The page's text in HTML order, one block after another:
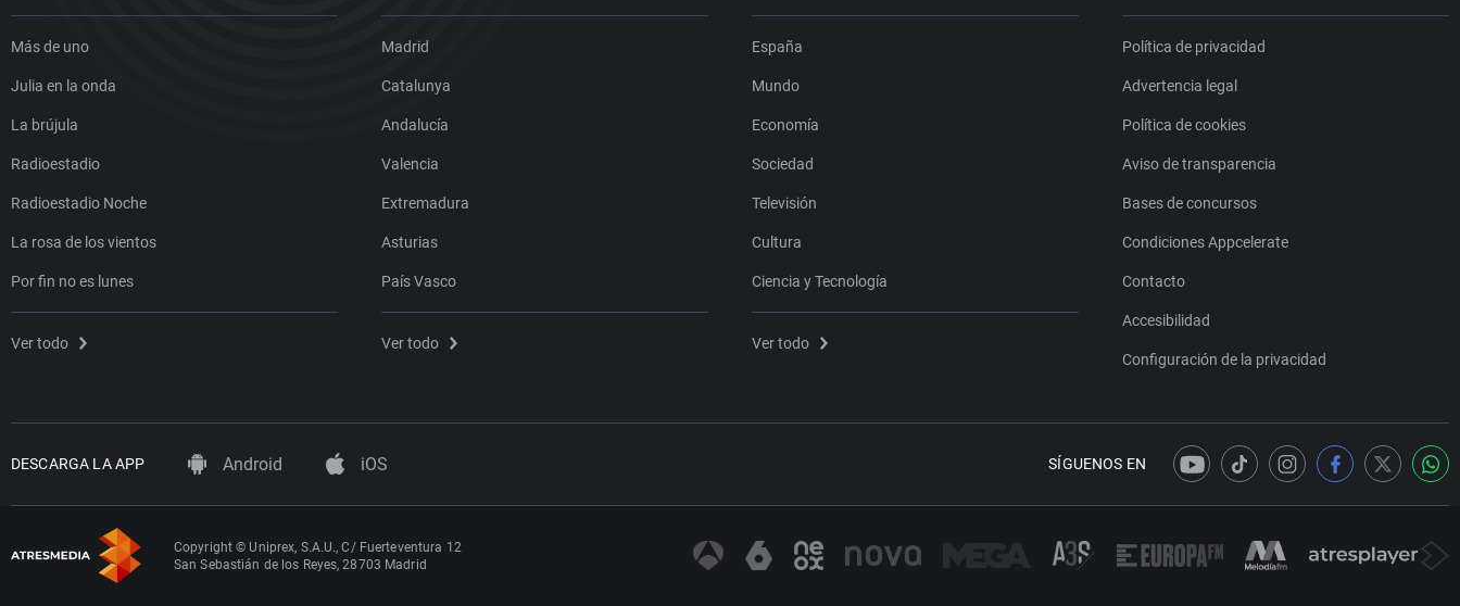
Más de uno
Julia en la onda
La brújula
Radioestadio
Radioestadio Noche
La rosa de los vientos
Por fin no es lunes
Ver todo
Madrid
Catalunya
Andalucía
Valencia
Extremadura
Asturias
País Vasco
Ver todo
España
Mundo
Economía
Sociedad
Televisión
Cultura
Ciencia y Tecnología
Ver todo
Política de privacidad
Advertencia legal
Política de cookies
Aviso de transparencia
Bases de concursos
Condiciones Appcelerate
Contacto
Accesibilidad
Configuración de la privacidad
DESCARGA LA APP Android iOS SÍGUENOS EN
Copyright © Uniprex, S.A.U., C/ Fuerteventura 12
San Sebastián de los Reyes, 28703 Madrid